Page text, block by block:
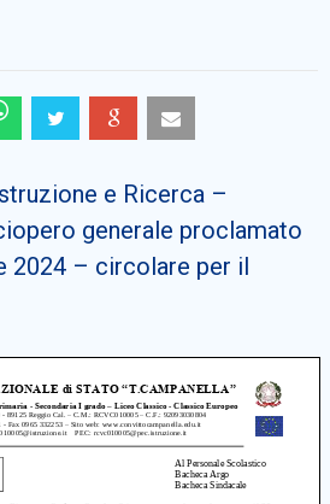
e Ricerca –
generale proclamato
2024 – circolare per il